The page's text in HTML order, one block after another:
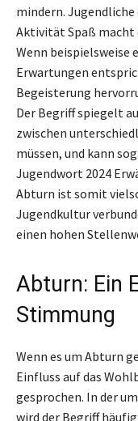
mindern.
Aktivität Spaß macht
Wenn beispielsweise
Erwartungen
Begeisterung
Der Begriff spiegelt
zwischen
müssen, und kann
Jugendwort 2024
Abturn ist somit
Jugendkultur
einen hohen
Abturn: Ein
Stimmung
Wenn es um Abturn
Einfluss auf das
gesprochen. In der
wird der Begriff